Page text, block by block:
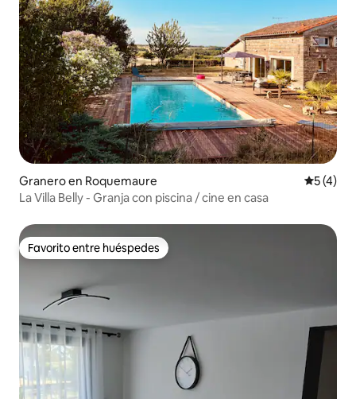
Granero en Roquemaure
5 (4)
La Villa Belly - Granja con piscina / cine en casa
Favorito entre huéspedes
Favorito entre huéspedes